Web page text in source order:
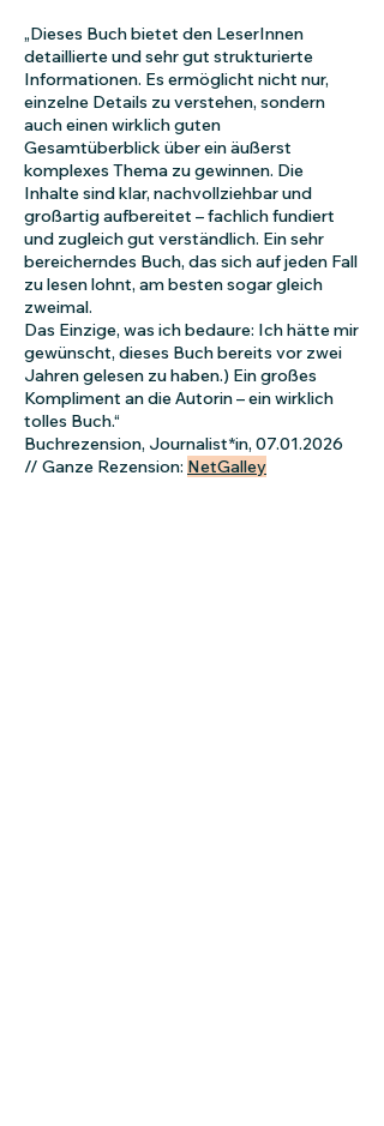
„Dieses Buch bietet den LeserInnen
detaillierte und sehr gut strukturierte
Informationen. Es ermöglicht nicht nur,
einzelne Details zu verstehen, sondern
auch einen wirklich guten
Gesamtüberblick über ein äußerst
komplexes Thema zu gewinnen. Die
Inhalte sind klar, nachvollziehbar und
großartig aufbereitet – fachlich fundiert
und zugleich gut verständlich. Ein sehr
bereicherndes Buch, das sich auf jeden Fall
zu lesen lohnt, am besten sogar gleich
zweimal.
Das Einzige, was ich bedaure: Ich hätte mir
gewünscht, dieses Buch bereits vor zwei
Jahren gelesen zu haben.) Ein großes
Kompliment an die Autorin – ein wirklich
tolles Buch.“
Buchrezension, Journalist*in, 07.01.2026
// Ganze Rezension: NetGalley